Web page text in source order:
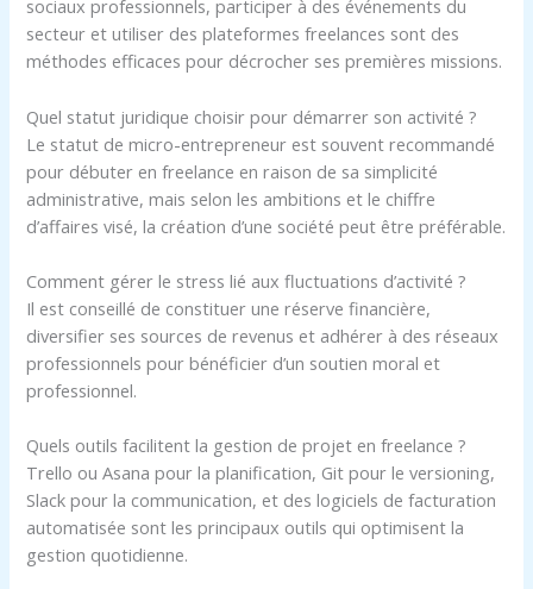
sociaux professionnels, participer à des événements du
secteur et utiliser des plateformes freelances sont des
méthodes efficaces pour décrocher ses premières missions.
Quel statut juridique choisir pour démarrer son activité ?
Le statut de micro-entrepreneur est souvent recommandé
pour débuter en freelance en raison de sa simplicité
administrative, mais selon les ambitions et le chiffre
d’affaires visé, la création d’une société peut être préférable.
Comment gérer le stress lié aux fluctuations d’activité ?
Il est conseillé de constituer une réserve financière,
diversifier ses sources de revenus et adhérer à des réseaux
professionnels pour bénéficier d’un soutien moral et
professionnel.
Quels outils facilitent la gestion de projet en freelance ?
Trello ou Asana pour la planification, Git pour le versioning,
Slack pour la communication, et des logiciels de facturation
automatisée sont les principaux outils qui optimisent la
gestion quotidienne.